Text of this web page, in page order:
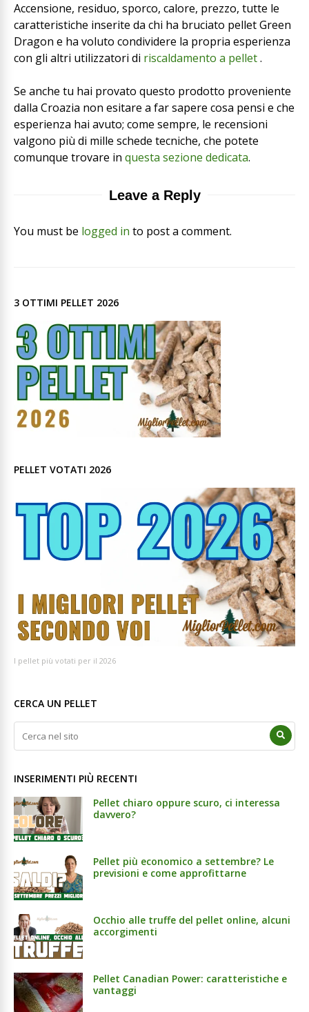
Accensione, residuo, sporco, calore, prezzo, tutte le
caratteristiche inserite da chi ha bruciato pellet Green
Dragon e ha voluto condividere la propria esperienza
con gli altri utilizzatori di riscaldamento a pellet.
Se anche tu hai provato questo prodotto proveniente
dalla Croazia non esitare a far sapere cosa pensi e che
esperienza hai avuto; come sempre, le recensioni
valgono più di mille schede tecniche, che potete
comunque trovare in questa sezione dedicata.
Leave a Reply
You must be logged in to post a comment.
3 OTTIMI PELLET 2026
PELLET VOTATI 2026
I pellet più votati per il 2026
CERCA UN PELLET
INSERIMENTI PIÙ RECENTI
Pellet chiaro oppure scuro, ci interessa
davvero?
Pellet più economico a settembre? Le
previsioni e come approfittarne
Occhio alle truffe del pellet online, alcuni
accorgimenti
Pellet Canadian Power: caratteristiche e
vantaggi